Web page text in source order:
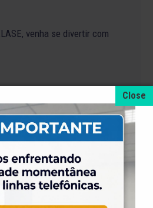
venha se divertir com
do Campo de Futebol
Masculinas ELASE